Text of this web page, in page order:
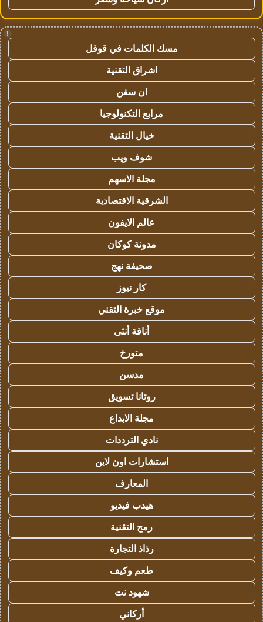
!
مسك الكلمات في قوقل
اشراق التقنية
ان سفن
مرابع التكنولوجيا
خيال التقنية
شوف ويب
مجلة الاسهم
الشرقية الاقتصادية
عالم الايفون
مدونة كوكان
صحيفة نهج
كار نيوز
موقع خبرة التقني
أناقة أنثى
متورخ
مدسن
روتانا تسويق
مجلة الابداع
نادي الترددات
استشارات اون لاين
المعارف
هيدب فيديو
رمح التقنية
رذاذ التجارة
طعم وكيف
شهود نت
أركاني